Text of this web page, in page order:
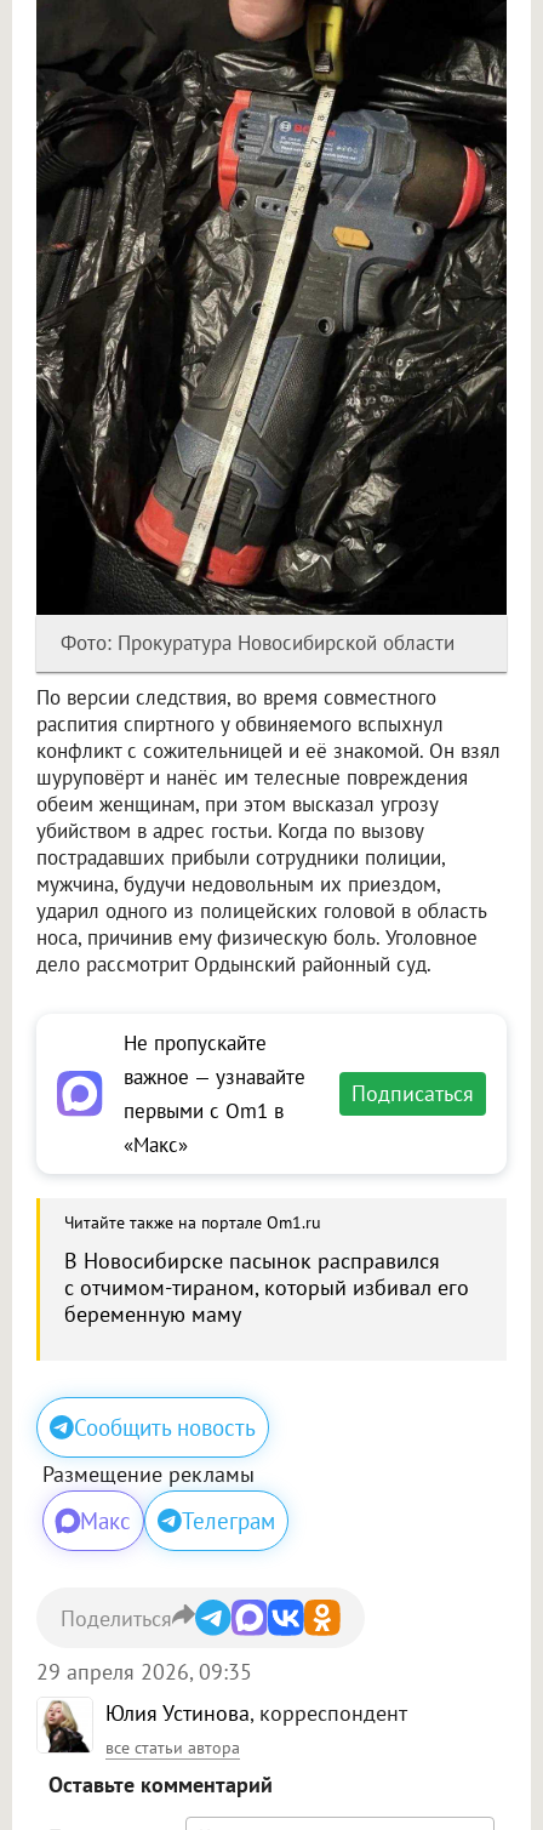
Фото: Прокуратура Новосибирской области
По версии следствия, во время совместного
распития спиртного у обвиняемого вспыхнул
конфликт с сожительницей и её знакомой. Он взял
шуруповёрт и нанёс им телесные повреждения
обеим женщинам, при этом высказал угрозу
убийством в адрес гостьи. Когда по вызову
пострадавших прибыли сотрудники полиции,
мужчина, будучи недовольным их приездом,
ударил одного из полицейских головой в область
носа, причинив ему физическую боль. Уголовное
дело рассмотрит Ордынский районный суд.
Не пропускайте
важное — узнавайте
первыми с Om1 в
«Макс»
Подписаться
Читайте также на портале Om1.ru
В Новосибирске пасынок расправился
с отчимом-тираном, который избивал его
беременную маму
Сообщить новость
Размещение рекламы
Макс Телеграм
Юлия Устинова, корреспондент
все статьи автора
29 апреля 2026, 09:35
Поделиться
Оставьте комментарий